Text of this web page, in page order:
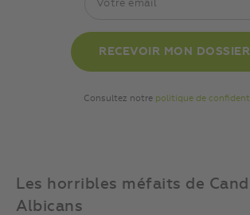
Consultez notre politique de
Les horribles méfaits de
Albicans